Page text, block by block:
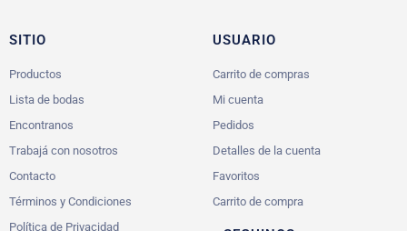
SITIO
Productos
Lista de bodas
Encontranos
Trabajá con nosotros
Contacto
Términos y Condiciones
Política de Privacidad
USUARIO
Carrito de compras
Mi cuenta
Pedidos
Detalles de la cuenta
Favoritos
Carrito de compra